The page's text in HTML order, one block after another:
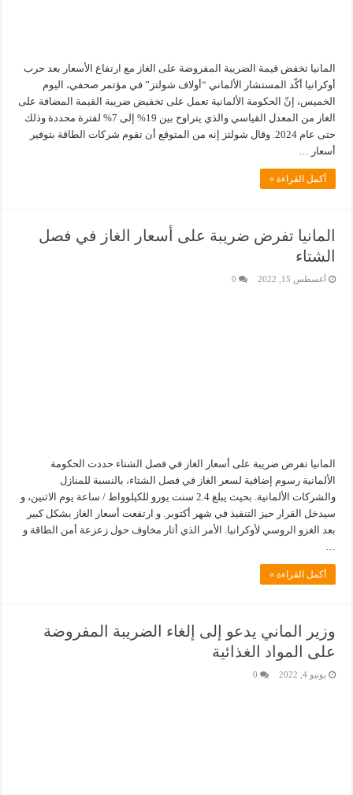
المانيا تخفض قيمة الضريبة المفروضة على الغاز مع ارتفاع الأسعار بعد حرب
أوكرانيا أكّد المستشار الألماني “أولاف شولتز” في مؤتمر صحفي، اليوم
الخميس، إنّ الحكومة الألمانية تعمل على تخفيض ضريبة القيمة المضافة على
الغاز من المعدل القياسي والذي يتراوح بين 19% إلى 7% لفترة محددة وذلك
حتى عام 2024. وقال شولتز إنه من المتوقع أن تقوم شركات الطاقة بتوفير
أسعار …
أكمل القراءة »
المانيا تفرض ضريبة على أسعار الغاز في فصل
الشتاء
أغسطس 15, 2022 0
المانيا تفرض ضريبة على أسعار الغاز في فصل الشتاء حددت الحكومة
الألمانية رسوم إضافية لسعر الغاز في فصل الشتاء، بالنسبة للمنازل
والشركات الألمانية. بحيث يبلغ 2.4 سنت يورو للكيلوواط / ساعة يوم الاثنين، و
سيدخل القرار حيز التنفيذ في شهر أكتوبر. و ارتفعت أسعار الغاز بشكل كبير
بعد الغزو الروسي لأوكرانيا. الأمر الذي أثار مخاوف حول زعزعة أمن الطاقة و
أكمل القراءة »
وزير الماني يدعو إلى إلغاء الضريبة المفروضة
على المواد الغذائية
يونيو 4, 2022 0